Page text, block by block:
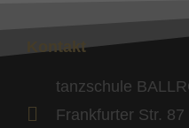
Kontakt
tanzschule
Frankfurter Str. 87